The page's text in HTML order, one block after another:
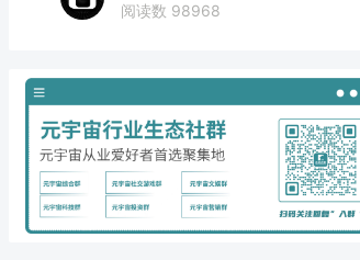
阅读数 98968